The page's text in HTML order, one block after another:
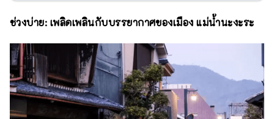
ช่วงบ่าย: เพลิดเพลินกับบรรยากาศของเมือง แม่น้ำนะงะระ